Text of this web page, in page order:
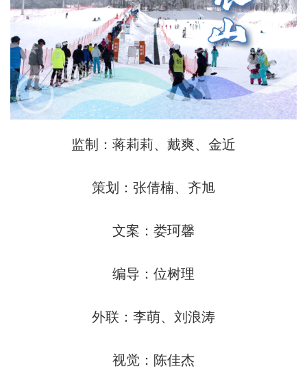
监制：蒋莉莉、戴爽、金近
策划：张倩楠、齐旭
文案：娄珂馨
编导：位树理
外联：李萌、刘浪涛
视觉：陈佳杰